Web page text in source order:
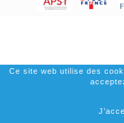
Ce site web utilise des